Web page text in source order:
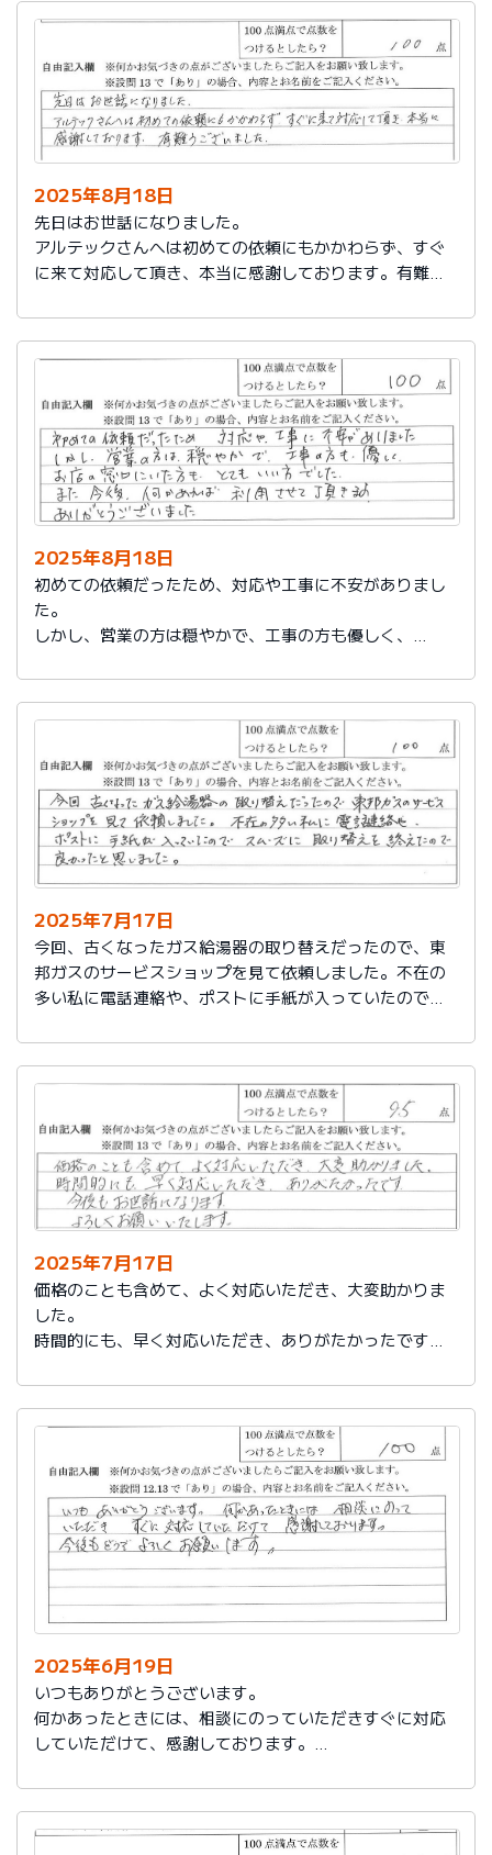
2025年8月18日
先日はお世話になりました。
アルテックさんへは初めての依頼にもかかわらず、すぐ
に来て対応して頂き、本当に感謝しております。有難う
2025年8月18日
初めての依頼だったため、対応や工事に不安がありまし
た。
しかし、営業の方は穏やかで、工事の方も優しく、
また今後、何かあれば利用させて頂きます。
ありがとうございました。
2025年7月17日
今回、古くなったガス給湯器の取り替えだったので、東
邦ガスのサービスショップを見て依頼しました。不在の
多い私に電話連絡や、ポストに手紙が入っていたので、
た。
2025年7月17日
価格のことも含めて、よく対応いただき、大変助かりま
した。
時間的にも、早く対応いただき、ありがたかったです。
2025年6月19日
いつもありがとうございます。
何かあったときには、相談にのっていただきすぐに対応
していただけて、感謝しております。